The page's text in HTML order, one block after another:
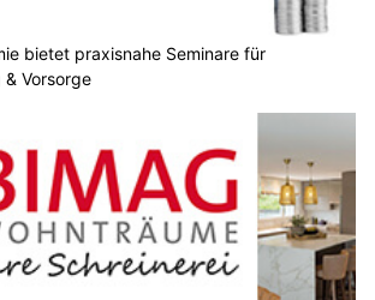
bietet praxisnahe Seminare für
Vorsorge